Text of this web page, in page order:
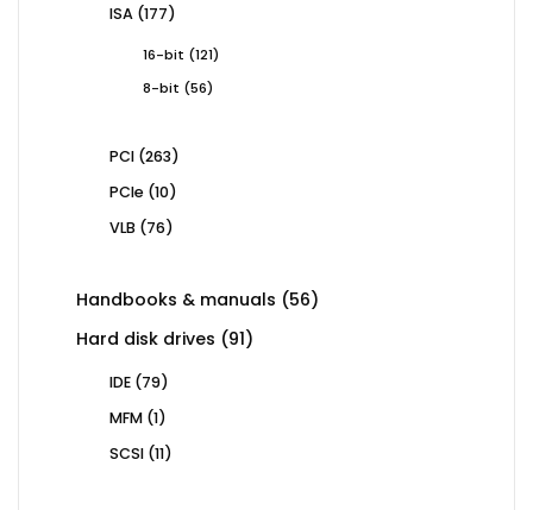
ISA 177177
16-bit 121121
8-bit
5656
PCI 263263
PCIe 1010
VLB 7676
Handbooks & manuals 5656
Hard disk drives 9191
IDE 7979
MFM 11
SCSI 1111